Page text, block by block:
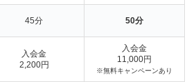
45分 50分
入会金
2,200円
入会金
11,000円
※無料キャンペーンあり